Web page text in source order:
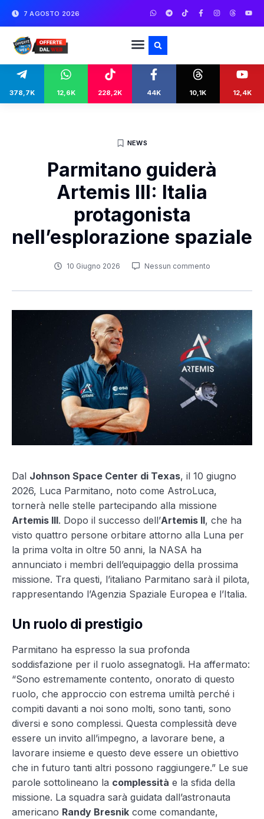
7 AGOSTO 2026
378,7K 12,6K 228,2K 44K 10,1K 12,4K
NEWS
Parmitano guiderà
Artemis III: Italia
protagonista
nell’esplorazione spaziale
10 Giugno 2026 Nessun commento
Dal Johnson Space Center di Texas, il 10 giugno
2026, Luca Parmitano, noto come AstroLuca,
tornerà nelle stelle partecipando alla missione
Artemis III. Dopo il successo dell’Artemis II, che ha
visto quattro persone orbitare attorno alla Luna per
la prima volta in oltre 50 anni, la NASA ha
annunciato i membri dell’equipaggio della prossima
missione. Tra questi, l’italiano Parmitano sarà il pilota,
rappresentando l’Agenzia Spaziale Europea e l’Italia.
Un ruolo di prestigio
Parmitano ha espresso la sua profonda
soddisfazione per il ruolo assegnatogli. Ha affermato:
“Sono estremamente contento, onorato di questo
ruolo, che approccio con estrema umiltà perché i
compiti davanti a noi sono molti, sono tanti, sono
diversi e sono complessi. Questa complessità deve
essere un invito all’impegno, a lavorare bene, a
lavorare insieme e questo deve essere un obiettivo
che in futuro tanti altri possono raggiungere.” Le sue
parole sottolineano la complessità e la sfida della
missione. La squadra sarà guidata dall’astronauta
americano Randy Bresnik come comandante,